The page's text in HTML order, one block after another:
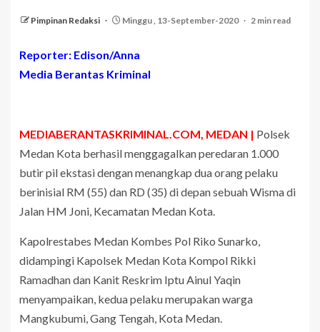
Pimpinan Redaksi Minggu , 13-September-2020 2 min read
Reporter: Edison/Anna
Media Berantas Kriminal
MEDIABERANTASKRIMINAL.COM, MEDAN | Polsek
Medan Kota berhasil menggagalkan peredaran 1.000
butir pil ekstasi dengan menangkap dua orang pelaku
berinisial RM (55) dan RD (35) di depan sebuah Wisma di
Jalan HM Joni, Kecamatan Medan Kota.
Kapolrestabes Medan Kombes Pol Riko Sunarko,
didampingi Kapolsek Medan Kota Kompol Rikki
Ramadhan dan Kanit Reskrim Iptu Ainul Yaqin
menyampaikan, kedua pelaku merupakan warga
Mangkubumi, Gang Tengah, Kota Medan.